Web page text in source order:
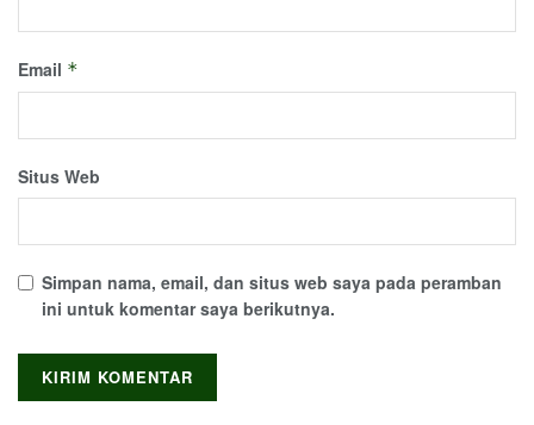
Email *
Situs Web
Simpan nama, email, dan situs web saya pada peramban
ini untuk komentar saya berikutnya.